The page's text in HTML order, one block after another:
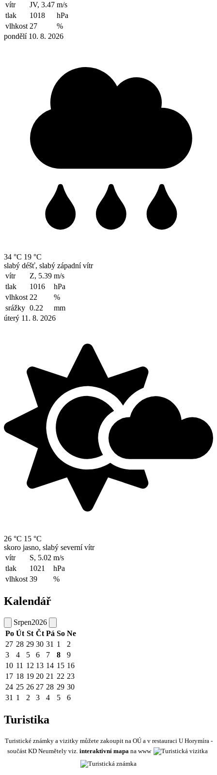
vítr
JV, 3.47 m/s
tlak
1018
hPa
vlhkost 27
%
pondělí 10. 8. 2026
34 °C 19 °C
slabý déšť, slabý západní vítr
vítr
Z, 5.39 m/s
tlak
1016
hPa
vlhkost 22
%
srážky 0.22
mm
úterý 11. 8. 2026
26 °C 15 °C
skoro jasno, slabý severní vítr
vítr
S, 5.02 m/s
tlak
1021
hPa
vlhkost 39 %
Kalendář
Srpen2026
Po Út St Čt Pá So Ne
27 28 29 30 31 1
2
3
4 5 6 7 8
9
10 11 12 13 14 15 16
17 18 19 20 21 22 23
24 25 26 27 28 29 30
31 1 2 3 4 5 6
Turistika
Turistické známky a vizitky můžete zakoupit na OÚ a v restauraci U Horymíra -
součást KD Neumětely viz. interaktivní mapa na www